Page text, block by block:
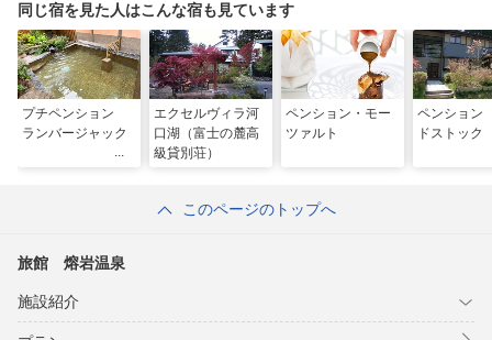
同じ宿を見た人はこんな宿も見ています
プチペンション
ランバージャック
エクセルヴィラ河
口湖（富士の麓高
級貸別荘）
ペンション・モー
ツァルト
ペンショ
ドストック
このページのトップへ
旅館 熔岩温泉
施設紹介